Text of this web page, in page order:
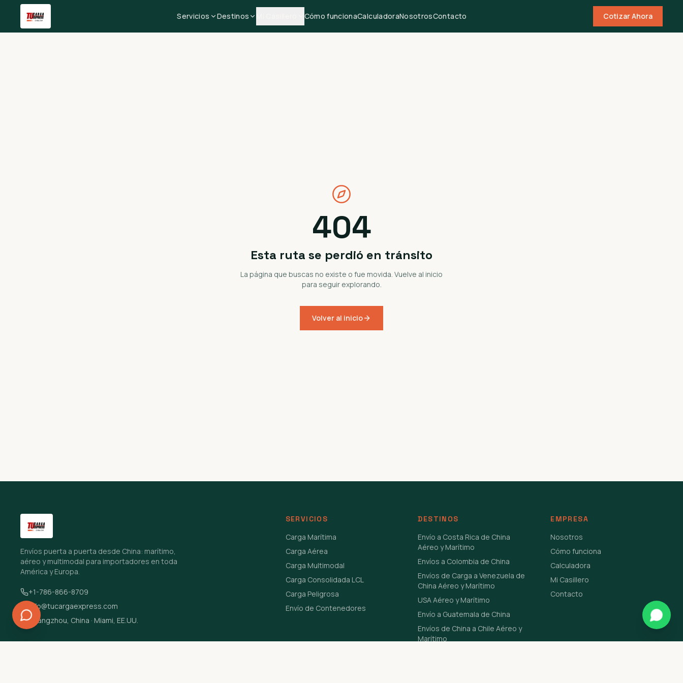
Servicios Destinos Cómo funcionaCalculadoraNosotrosContacto Cotizar Ahora
404
Esta ruta se perdió en tránsito
La página que buscas no existe o fue movida. Vuelve al inicio
para seguir explorando.
Volver al inicio
Envíos puerta a puerta desde China: marítimo,
aéreo y multimodal para importadores en toda
América y Europa.
+1-786-866-8709
info@tucargaexpress.com
Guangzhou, China · Miami, EE.UU.
SERVICIOS
Carga Marítima
Carga Aérea
Carga Multimodal
Carga Consolidada LCL
Carga Peligrosa
Envío de Contenedores
DESTINOS
Envío a Costa Rica de China
Aéreo y Marítimo
Envíos a Colombia de China
Envíos de Carga a Venezuela de
China Aéreo y Marítimo
USA Aéreo y Marítimo
Envío a Guatemala de China
Envíos de China a Chile Aéreo y
Marítimo
EMPRESA
Nosotros
Cómo funciona
Calculadora
Mi Casillero
Contacto